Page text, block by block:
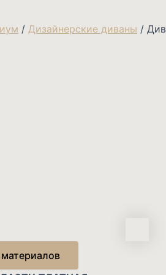
/ Дизайнерские диваны /